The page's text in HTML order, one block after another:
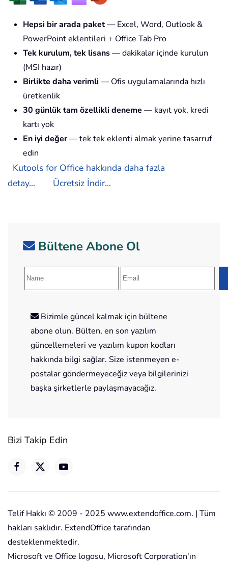
Hepsi bir arada paket— Excel, Word, Outlook &
PowerPoint eklentileri + Office Tab Pro
Tek kurulum, tek lisans— dakikalar içinde kurulun
(MSI hazır)
Birlikte daha verimli — Ofis uygulamalarında hızlı
üretkenlik
30 günlük tam özellikli deneme — kayıt yok, kredi
kartı yok
En iyi değer— tek tek eklenti almak yerine tasarruf
edin
Kutools for Office hakkında daha fazla
detay...
Ücretsiz İndir...
Bültene Abone Ol
Bizimle güncel kalmak için bültene
abone olun. Bülten, en son yazılım
güncellemeleri ve yazılım kupon kodları
hakkında bilgi sağlar. Size istenmeyen e-
postalar göndermeyeceğiz veya bilgilerinizi
başka şirketlerle paylaşmayacağız.
Bizi Takip Edin
Telif Hakkı © 2009 - 2025 www.extendoffice.com. | Tüm
hakları saklıdır. ExtendOffice tarafından
desteklenmektedir.
Microsoft ve Office logosu, Microsoft Corporation'ın